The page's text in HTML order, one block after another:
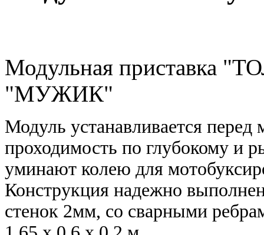
Модульная приставка
"МУЖИК"
Модуль устанавливается
проходимость по глубокому и
уминают колею для
Конструкция надежно
стенок 2мм, со сварными